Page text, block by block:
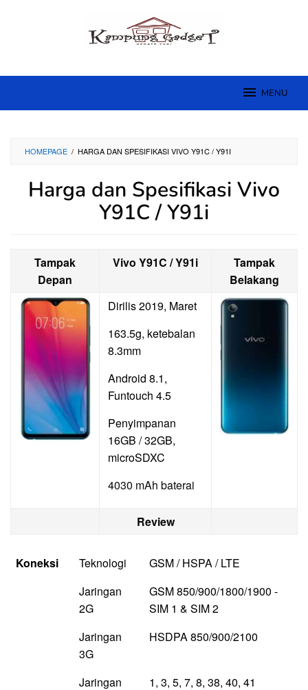
MENU
HOMEPAGE / HARGA DAN SPESIFIKASI VIVO Y91C / Y91I
Harga dan Spesifikasi Vivo
Y91C / Y91i
Tampak
Depan
Vivo Y91C / Y91i
Tampak
Belakang
Dirilis 2019, Maret
163.5g, ketebalan
8.3mm
Android 8.1,
Funtouch 4.5
Penyimpanan
16GB / 32GB,
microSDXC
4030 mAh baterai
Review
Koneksi Teknologi
GSM / HSPA / LTE
Jaringan
2G
GSM 850/900/1800/1900 -
SIM 1 & SIM 2
Jaringan
3G
HSDPA 850/900/2100
Jaringan
1, 3, 5, 7, 8, 38, 40, 41